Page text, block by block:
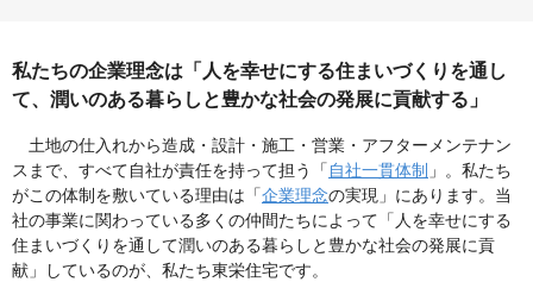
私たちの企業理念は「人を幸せにする住まいづくりを通し
て、潤いのある暮らしと豊かな社会の発展に貢献する」
土地の仕入れから造成・設計・施工・営業・アフターメンテナン
スまで、すべて自社が責任を持って担う「 自社一貫体制 」。私たち
がこの体制を敷いている理由は「企業理念の実現」にあります。当
社の事業に関わっている多くの仲間たちによって「人を幸せにする
住まいづくりを通して潤いのある暮らしと豊かな社会の発展に貢
献」しているのが、私たち東栄住宅です。